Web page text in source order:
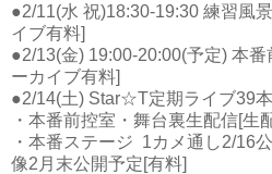
●2/11(水 祝)18:30-19:30 練習風
イブ有料]
●2/13(金) 19:00-20:00(予定) 本
ーカイブ有料]
●2/14(土) Star☆T定期ライブ39本
・本番前控室・舞台裏生配信[生
・本番ステージ 1カメ通し2/16
像2月末公開予定[有料]